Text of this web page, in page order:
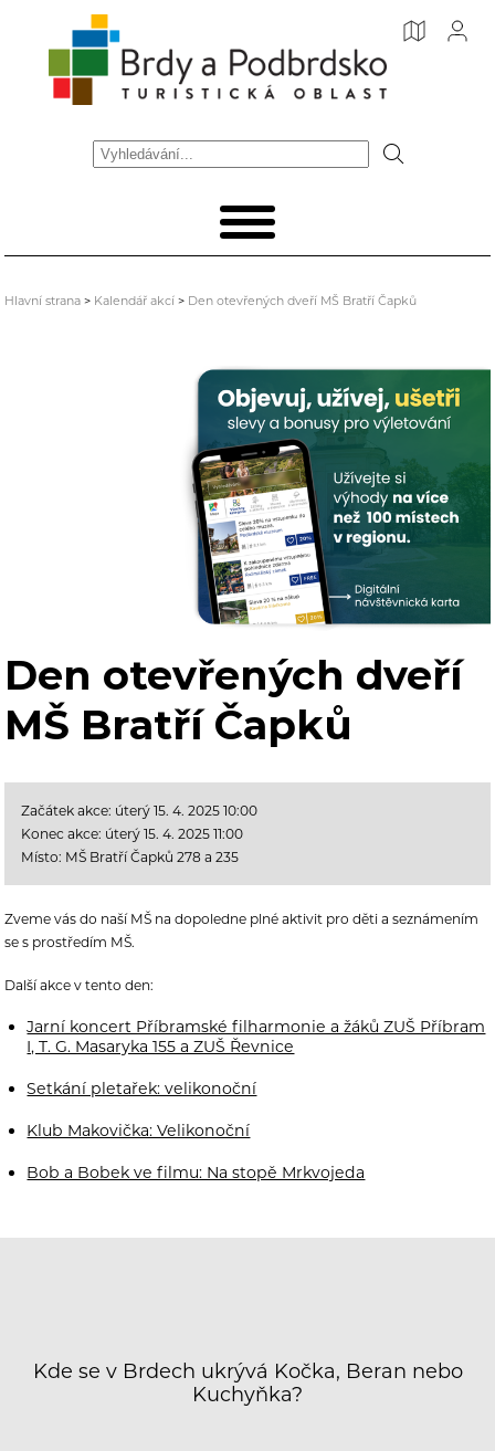
Hlavní strana > Kalendář akcí > Den otevřených dveří MŠ Bratří Čapků
Den otevřených dveří
MŠ Bratří Čapků
Začátek akce: úterý 15. 4. 2025 10:00
Konec akce: úterý 15. 4. 2025 11:00
Místo: MŠ Bratří Čapků 278 a 235
Zveme vás do naší MŠ na dopoledne plné aktivit pro děti a seznámením
se s prostředím MŠ.
Další akce v tento den:
Jarní koncert Příbramské filharmonie a žáků ZUŠ Příbram
I, T. G. Masaryka 155 a ZUŠ Řevnice
Setkání pletařek: velikonoční
Klub Makovička: Velikonoční
Bob a Bobek ve filmu: Na stopě Mrkvojeda
Kde se v Brdech ukrývá Kočka, Beran nebo
Kuchyňka?